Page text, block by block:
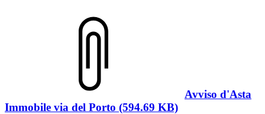
Avviso d'Asta
Immobile via del Porto (594.69 KB)